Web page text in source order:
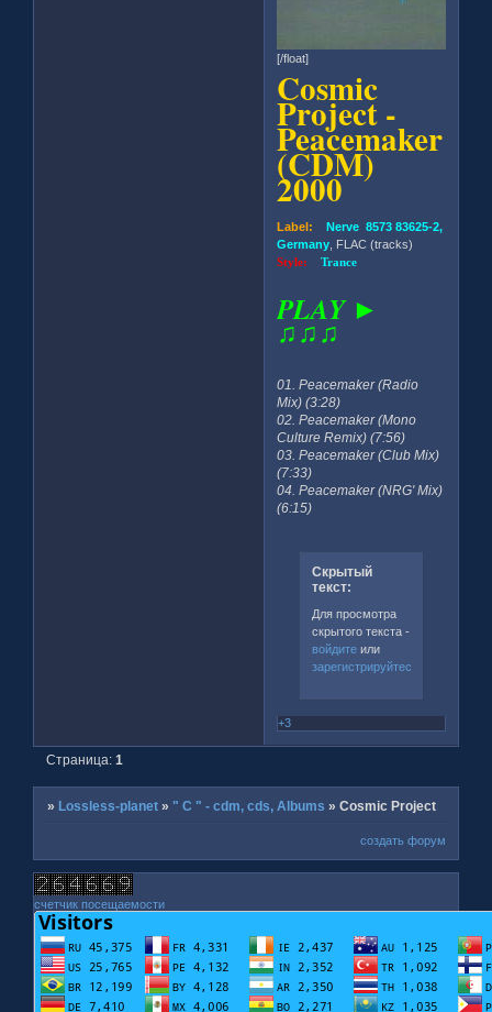
[/float]
Cosmic
Project -
Peacemaker
(CDM)
2000
Label: Nerve 8573 83625-2,
Germany , FLAC (tracks)
Style:Trance
PLAY ►
♫♫♫
01. Peacemaker (Radio
Mix) (3:28)
02. Peacemaker (Mono
Culture Remix) (7:56)
03. Peacemaker (Club Mix)
(7:33)
04. Peacemaker (NRG' Mix)
(6:15)
Скрытый
текст:
Для просмотра
скрытого текста -
войдитеили
зарегистрируйтесь
+3
Страница:1
»Lossless-planet » " C " - cdm, cds, Albums »Cosmic Project
создать форум
счетчик посещаемости